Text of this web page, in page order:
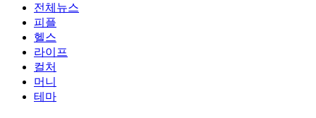
전체뉴스
피플
헬스
라이프
컬처
머니
테마